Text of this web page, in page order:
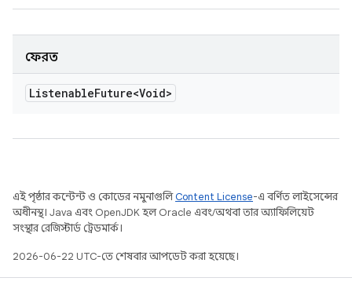
ফেরত
ListenableFuture<Void>
এই পৃষ্ঠার কন্টেন্ট ও কোডের নমুনাগুলিContent License-এ বর্ণিত লাইসেন্সের
অধীনস্থ। Java এবং OpenJDK হল Oracle এবং/অথবা তার অ্যাফিলিয়েট
সংস্থার রেজিস্টার্ড ট্রেডমার্ক।
2026-06-22 UTC-তে শেষবার আপডেট করা হয়েছে।